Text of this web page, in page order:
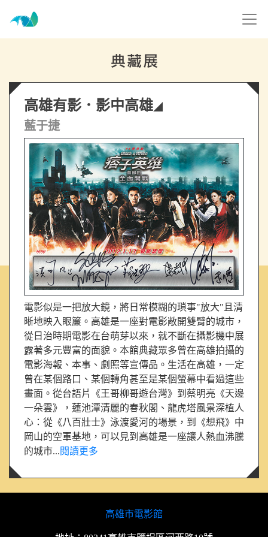
高雄市電影館
網頁導覽
:::
高雄有影．影中高雄
藍于捷
電影似是一把放大鏡，將日常模糊的瑣事"放大"且清
晰地映入眼簾。高雄是一座對電影敞開雙臂的城市，
從日治時期電影在台萌芽以來，就不斷在攝影機中展
露著多元豐富的面貌。本館典藏眾多曾在高雄拍攝的
電影海報、本事、劇照等宣傳品。生活在高雄，一定
曾在某個路口、某個轉角甚至是某個螢幕中看過這些
畫面。從台語片《王哥柳哥遊台灣》到蔡明亮《天邊
一朵雲》，蓮池潭清麗的春秋閣、龍虎塔風景深植人
心：從《八百壯士》泳渡愛河的場景，到《想飛》中
岡山的空軍基地，可以見到高雄是一座讓人熱血沸騰
的城市...閱讀更多
高雄市電影館